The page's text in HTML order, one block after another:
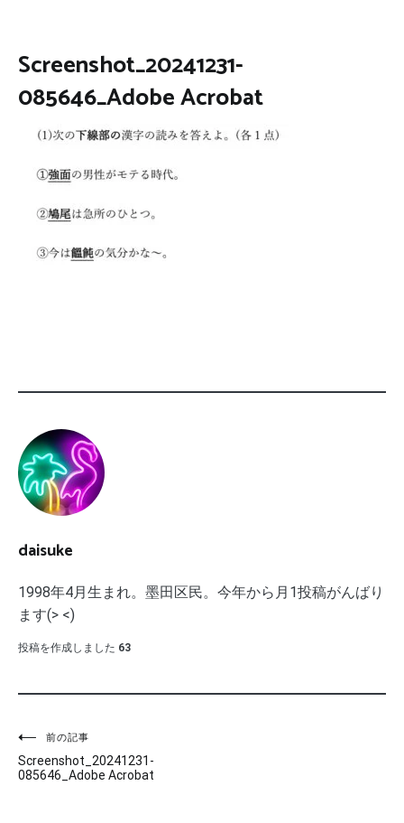
Screenshot_20241231-
085646_Adobe Acrobat
daisuke
1998年4月生まれ。墨田区民。今年から月1投稿がんばり
ます(> <)
投稿を作成しました 63
投
稿
前の記事
Screenshot_20241231-
085646_Adobe Acrobat